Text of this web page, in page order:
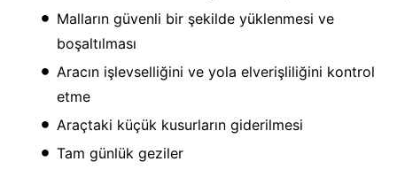
Malların güvenli bir şekilde yüklenmesi ve
boşaltılması
Aracın işlevselliğini ve yola elverişliliğini kontrol
etme
Araçtaki küçük kusurların giderilmesi
Tam günlük geziler